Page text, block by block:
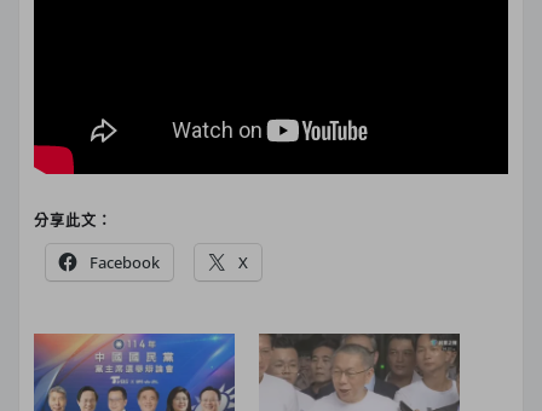
分享此文：
Facebook X